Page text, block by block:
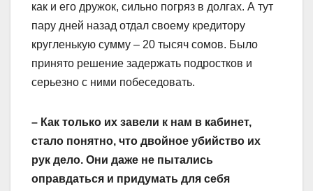
как и его дружок, сильно погряз в долгах. А тут
пару дней назад отдал своему кредитору
кругленькую сумму – 20 тысяч сомов. Было
принято решение задержать подростков и
серьезно с ними побеседовать.
– Как только их завели к нам в кабинет,
стало понятно, что двойное убийст­во их
рук дело. Они даже не пытались
оправдаться и придумать для себя